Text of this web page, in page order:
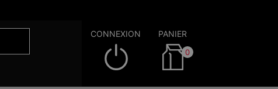
CONNEXION PANIER
0